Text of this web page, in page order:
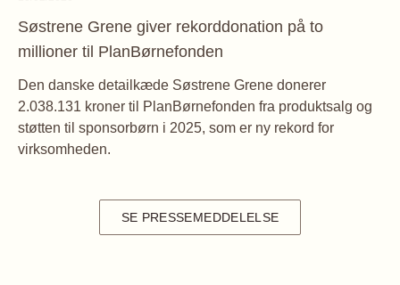
Søstrene Grene giver rekorddonation på to
millioner til PlanBørnefonden
Den danske detailkæde Søstrene Grene donerer
2.038.131 kroner til PlanBørnefonden fra produktsalg og
støtten til sponsorbørn i 2025, som er ny rekord for
virksomheden.
SE PRESSEMEDDELELSE